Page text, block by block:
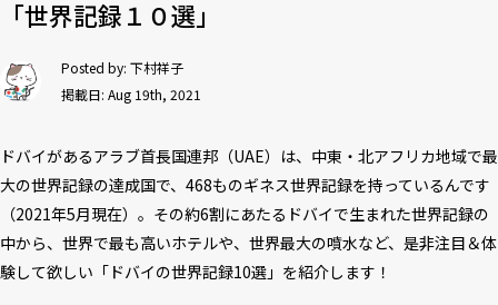
「世界記録１０選」
Posted by: 下村祥子
掲載日: Aug 19th, 2021
ドバイがあるアラブ首長国連邦（UAE）は、中東・北アフリカ地域で最
大の世界記録の達成国で、468ものギネス世界記録を持っているんです
（2021年5月現在）。その約6割にあたるドバイで生まれた世界記録の
中から、世界で最も高いホテルや、世界最大の噴水など、是非注目＆体
験して欲しい「ドバイの世界記録10選」を紹介します！